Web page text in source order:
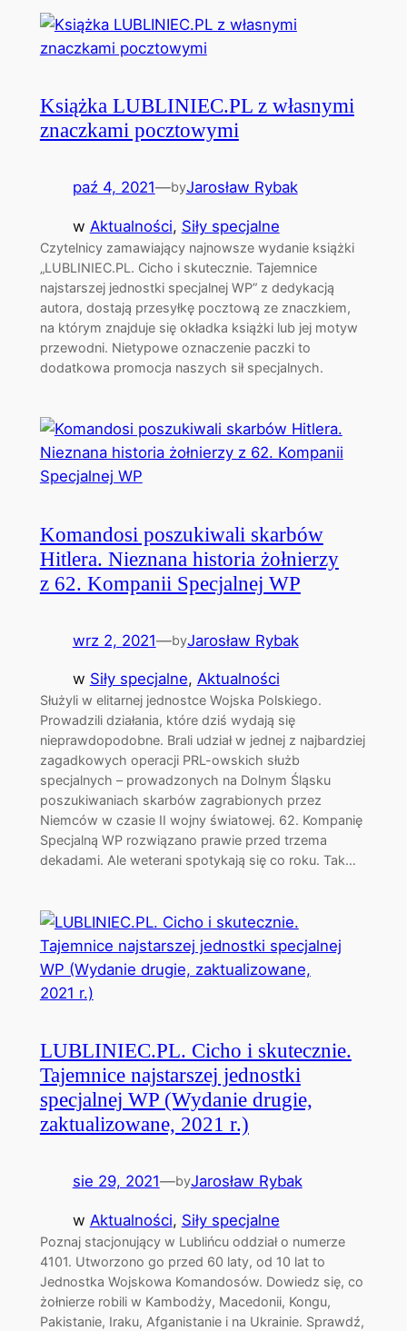
Książka LUBLINIEC.PL z własnymi
znaczkami pocztowymi
paź 4, 2021—byJarosław Rybak
w Aktualności, Siły specjalne
Czytelnicy zamawiający najnowsze wydanie książki
„LUBLINIEC.PL. Cicho i skutecznie. Tajemnice
najstarszej jednostki specjalnej WP” z dedykacją
autora, dostają przesyłkę pocztową ze znaczkiem,
na którym znajduje się okładka książki lub jej motyw
przewodni. Nietypowe oznaczenie paczki to
dodatkowa promocja naszych sił specjalnych.
Komandosi poszukiwali skarbów
Hitlera. Nieznana historia żołnierzy
z 62. Kompanii Specjalnej WP
wrz 2, 2021—byJarosław Rybak
w Siły specjalne, Aktualności
Służyli w elitarnej jednostce Wojska Polskiego.
Prowadzili działania, które dziś wydają się
nieprawdopodobne. Brali udział w jednej z najbardziej
zagadkowych operacji PRL-owskich służb
specjalnych – prowadzonych na Dolnym Śląsku
poszukiwaniach skarbów zagrabionych przez
Niemców w czasie II wojny światowej. 62. Kompanię
Specjalną WP rozwiązano prawie przed trzema
dekadami. Ale weterani spotykają się co roku. Tak…
LUBLINIEC.PL. Cicho i skutecznie.
Tajemnice najstarszej jednostki
specjalnej WP (Wydanie drugie,
zaktualizowane, 2021 r.)
sie 29, 2021—byJarosław Rybak
w Aktualności, Siły specjalne
Poznaj stacjonujący w Lublińcu oddział o numerze
4101. Utworzono go przed 60 laty, od 10 lat to
Jednostka Wojskowa Komandosów. Dowiedz się, co
żołnierze robili w Kambodży, Macedonii, Kongu,
Pakistanie, Iraku, Afganistanie i na Ukrainie. Sprawdź,